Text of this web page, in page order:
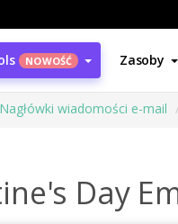
NOWOŚĆ Zasoby
Nagłówki wiadomości e-mail
Day